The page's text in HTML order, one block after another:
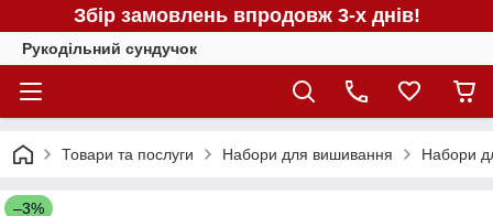
Збір замовлень впродовж 3-х днів!
Рукодільний сундучок
Товари та послуги Набори для вишивання Набори
–3%